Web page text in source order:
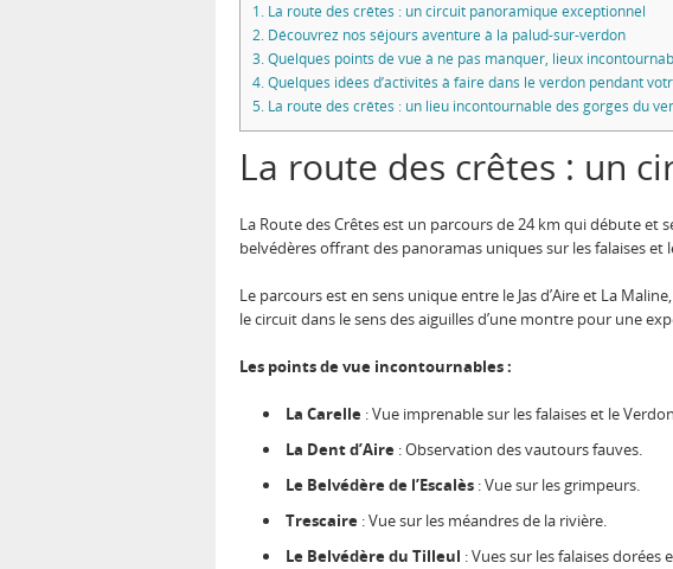
1. La route des crêtes : un circuit panoramique exceptionnel
2. Découvrez nos séjours aventure à la palud-sur-verdon
3.Quelques points de vue à ne pas manquer, lieux
4.Quelques idées d’activités à faire dans le verdon pendant
5. La route des crêtes : un lieu incontournable des gorges du
La route des crêtes : un
La Route des Crêtes est un parcours de 24 km qui débute et
belvédères offrant des panoramas uniques sur les falaises et
Le parcours est en sens unique entre le Jas d’Aire et La
le circuit dans le sens des aiguilles d’une montre pour une
Les points de vue incontournables :
La Carelle : Vue imprenable sur les falaises et le
La Dent d’Aire : Observation des vautours fauves.
Le Belvédère de l’Escalès : Vue sur les grimpeurs.
Trescaire : Vue sur les méandres de la rivière.
Le Belvédère du Tilleul : Vues sur les falaises dorées